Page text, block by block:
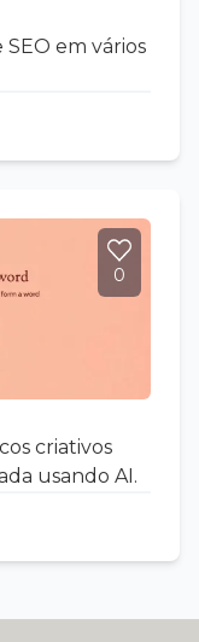
em vários
0
criativos
usando AI.